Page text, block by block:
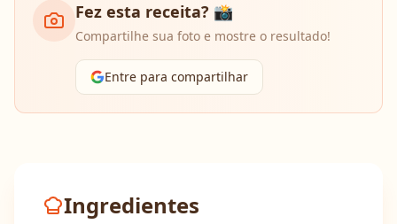
Fez esta receita? 📸
Compartilhe sua foto e mostre o resultado!
Entre para compartilhar
Ingredientes